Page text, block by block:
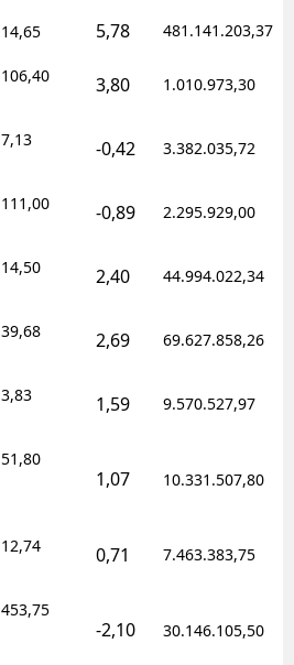
14,65 5,78 481.141.203,37
106,40 3,80 1.010.973,30
7,13 -0,42 3.382.035,72
111,00 -0,89 2.295.929,00
14,50 2,40 44.994.022,34
39,68 2,69 69.627.858,26
3,83 1,59 9.570.527,97
51,80
1,07 10.331.507,80
12,74 0,71 7.463.383,75
453,75
-2,10 30.146.105,50